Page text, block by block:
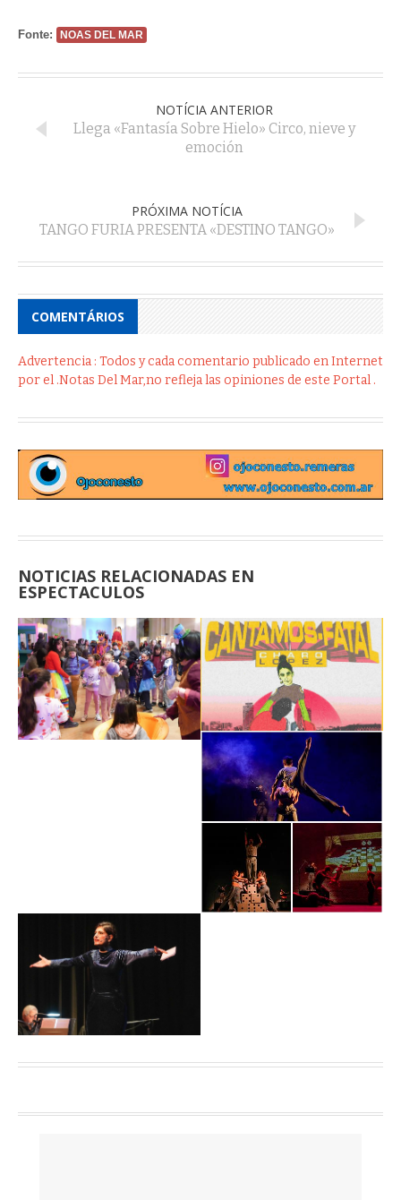
Fonte: NOAS DEL MAR
NOTÍCIA ANTERIOR
Llega «Fantasía Sobre Hielo» Circo, nieve y
emoción
PRÓXIMA NOTÍCIA
TANGO FURIA PRESENTA «DESTINO TANGO»
COMENTÁRIOS
Advertencia : Todos y cada comentario publicado en Internet
por el .Notas Del Mar,no refleja las opiniones de este Portal .
NOTICIAS RELACIONADAS EN
ESPECTACULOS